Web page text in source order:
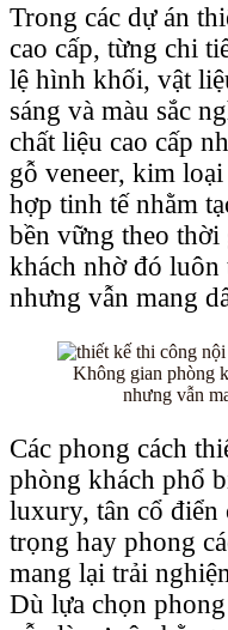
Trong các dự án
cao cấp, từng chi
lệ hình khối, vật
sáng và màu sắc
chất liệu cao cấp
gỗ veneer, kim
hợp tinh tế nhằm
bền vững theo
khách nhờ đó luôn
nhưng vẫn mang
Không gian phòng
nhưng vẫn
Các phong cách
phòng khách phổ
luxury, tân cổ điển
trọng hay phong
mang lại trải
Dù lựa chọn